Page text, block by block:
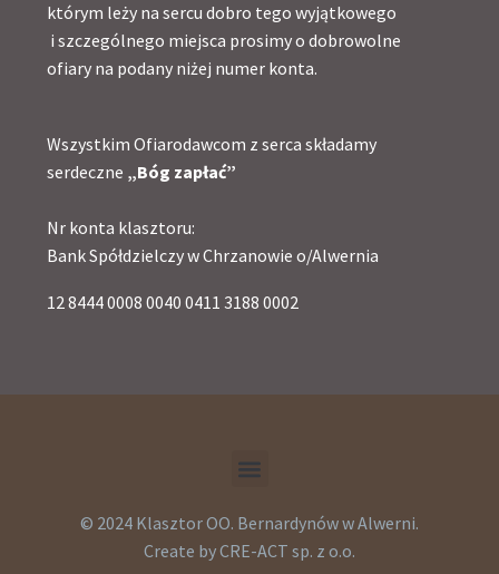
którym leży na sercu dobro tego wyjątkowego
i szczególnego miejsca prosimy o dobrowolne
ofiary na podany niżej numer konta.
Wszystkim Ofiarodawcom z serca składamy
serdeczne „Bóg zapłać”
Nr konta klasztoru:
Bank Spółdzielczy w Chrzanowie o/Alwernia
12 8444 0008 0040 0411 3188 0002
© 2024 Klasztor OO. Bernardynów w Alwerni.
Create by CRE-ACT sp. z o.o.